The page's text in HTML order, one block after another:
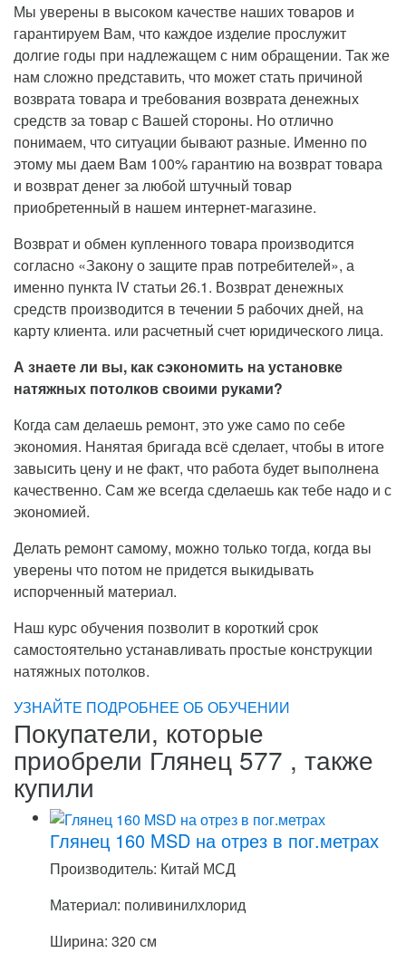
Мы уверены в высоком качестве наших товаров и
гарантируем Вам, что каждое изделие прослужит
долгие годы при надлежащем с ним обращении. Так же
нам сложно представить, что может стать причиной
возврата товара и требования возврата денежных
средств за товар с Вашей стороны. Но отлично
понимаем, что ситуации бывают разные. Именно по
этому мы даем Вам 100% гарантию на возврат товара
и возврат денег за любой штучный товар
приобретенный в нашем интернет-магазине.
Возврат и обмен купленного товара производится
согласно «Закону о защите прав потребителей», а
именно пункта IV статьи 26.1. Возврат денежных
средств производится в течении 5 рабочих дней, на
карту клиента. или расчетный счет юридического лица.
А знаете ли вы, как сэкономить на установке
натяжных потолков своими руками?
Когда сам делаешь ремонт, это уже само по себе
экономия. Нанятая бригада всё сделает, чтобы в итоге
завысить цену и не факт, что работа будет выполнена
качественно. Сам же всегда сделаешь как тебе надо и с
экономией.
Делать ремонт самому, можно только тогда, когда вы
уверены что потом не придется выкидывать
испорченный материал.
Наш курс обучения позволит в короткий срок
самостоятельно устанавливать простые конструкции
натяжных потолков.
УЗНАЙТЕ ПОДРОБНЕЕ ОБ ОБУЧЕНИИ
Покупатели, которые
приобрели Глянец 577 , также
купили
Глянец 160 MSD на отрез в пог.метрах
Производитель: Китай МСД
Материал: поливинилхлорид
Ширина: 320 см